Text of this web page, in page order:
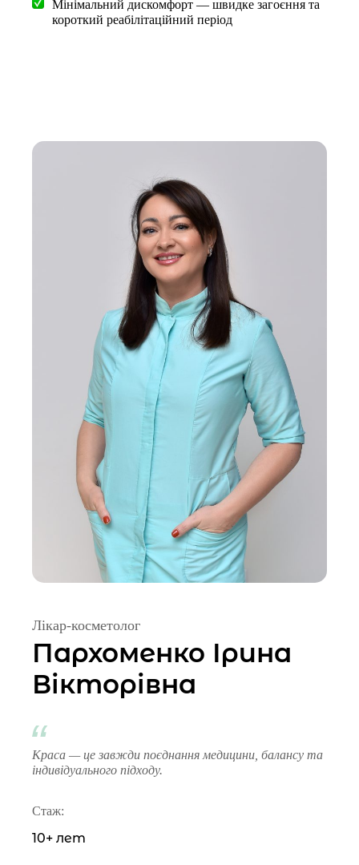
Мінімальний дискомфорт — швидке загоєння та
короткий реабілітаційний період
Лікар-косметолог
Пархоменко Ірина
Вікторівна
Краса — це завжди поєднання медицини, балансу та
індивідуального підходу.
Стаж:
10+ лет